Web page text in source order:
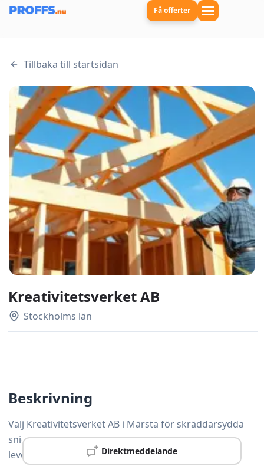
Få offerter
Tillbaka till startsidan
Kreativitetsverket AB
Stockholms län
Direktmeddelande
Beskrivning
Välj Kreativitetsverket AB i Märsta för skräddarsydda
snickerilösningar som håller hög standard och
levereras i tid.